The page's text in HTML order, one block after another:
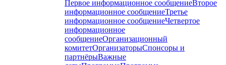
Первое информационное сообщениеВторое
информационное сообщениеТретье
информационное сообщениеЧетвертое
информационное
сообщениеОрганизационный
комитетОрганизаторыСпонсоры и
партнёрыВажные